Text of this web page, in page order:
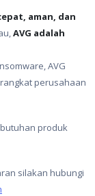
aman, dan
AVG adalah
AVG
perusahaan
produk
silakan hubungi